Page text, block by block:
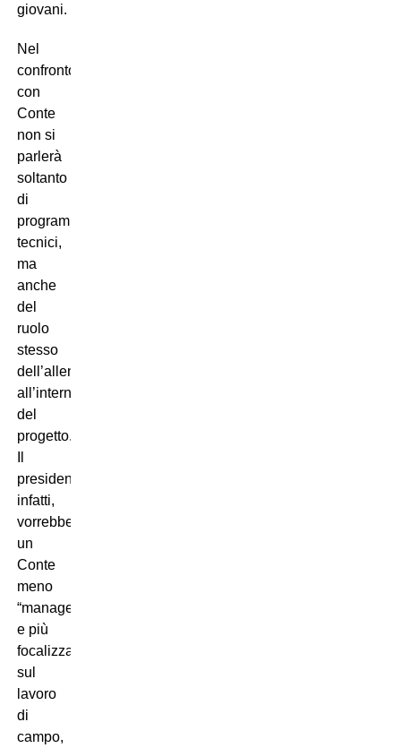
giovani.
Nel
confronto
con
Conte
non si
parlerà
soltanto
di
programmi
tecnici,
ma
anche
del
ruolo
stesso
dell’allenatore
all’interno
del
progetto.
presidente,
infatti,
vorrebbe
un
Conte
meno
“manager”
e più
focalizzato
sul
lavoro
di
campo,